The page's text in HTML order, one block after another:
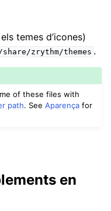
temes d’icones)
zrythm/themes .
of these files with
path. SeeAparença for
en